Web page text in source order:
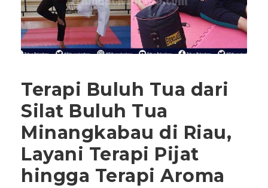
Terapi Buluh Tua dari
Silat Buluh Tua
Minangkabau di Riau,
Layani Terapi Pijat
hingga Terapi Aroma